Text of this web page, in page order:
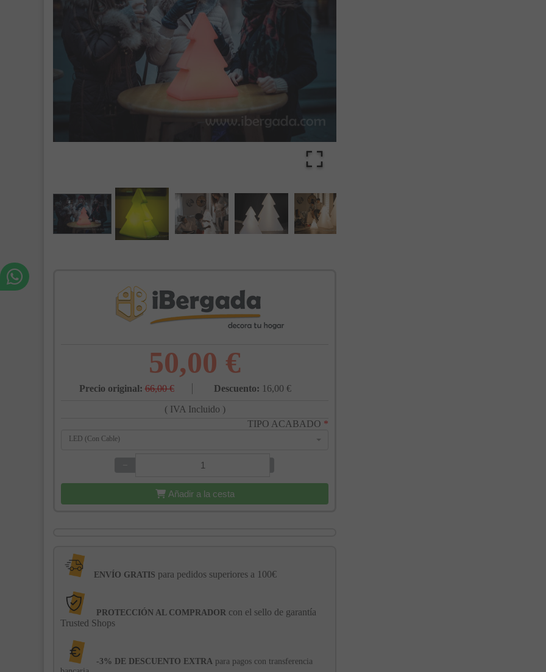
50,00 €
Precio original: 66,00 € Descuento: 16,00 €
( IVA Incluido )
TIPO ACABADO *
LED (Con Cable)
−
Añadir a la cesta
ENVÍO GRATIS para pedidos superiores a 100€
PROTECCIÓN AL COMPRADOR con el sello de garantía
Trusted Shops
-3% DE DESCUENTO EXTRA para pagos con transferencia
Al unirte expresas tu consentimiento para recibir comunicaciones comerciales de IBERGADA. Puedes